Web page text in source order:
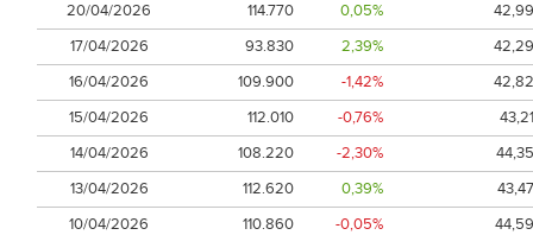
20/04/2026
114.770 0,05%
42,99
17/04/2026
93.830 2,39%
42,29
16/04/2026
109.900 -1,42%
42,82
15/04/2026
112.010 -0,76%
43,21
14/04/2026
108.220 -2,30%
44,35
13/04/2026
112.620 0,39%
43,47
10/04/2026
110.860 -0,05%
44,59